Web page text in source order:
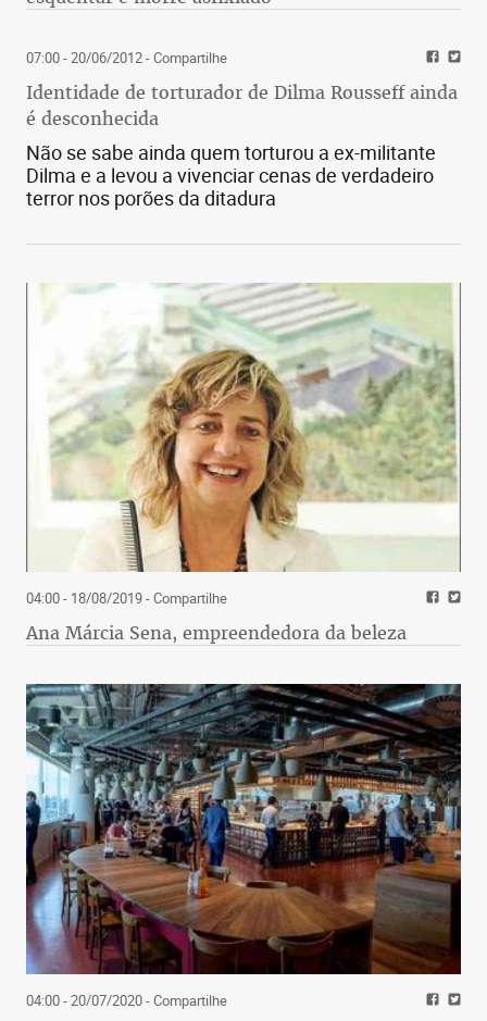
07:00 - 20/06/2012- Compartilhe
Identidade de torturador de Dilma Rousseff ainda
é desconhecida
Não se sabe ainda quem torturou a ex-militante
Dilma e a levou a vivenciar cenas de verdadeiro
terror nos porões da ditadura
04:00 - 18/08/2019- Compartilhe
Ana Márcia Sena, empreendedora da beleza
04:00 - 20/07/2020- Compartilhe